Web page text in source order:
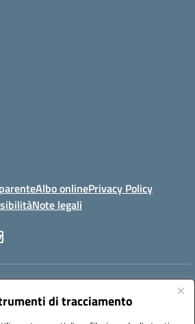
di tracciamento
Albo onlinePrivacy Policy
Note legali
Email:fgps040004@istruzione.it